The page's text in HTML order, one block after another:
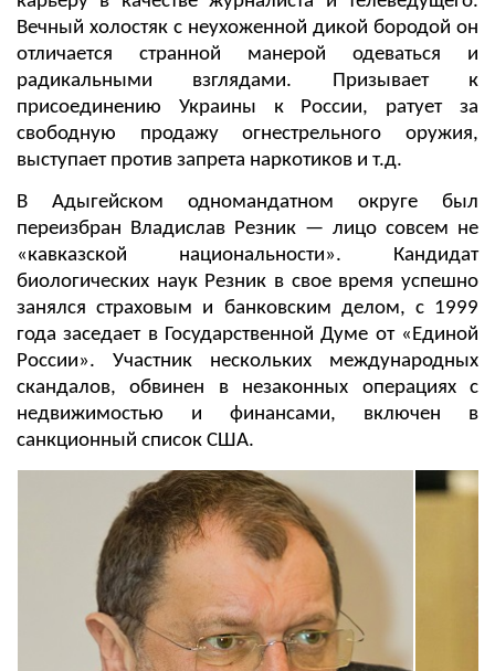
Вечный холостяк с неухоженной дикой бородой он
отличается странной манерой одеваться и
радикальными взглядами. Призывает к
присоединению Украины к России, ратует за
свободную продажу огнестрельного оружия,
выступает против запрета наркотиков и т.д.
В Адыгейском одномандатном округе был
переизбран Владислав Резник — лицо совсем не
«кавказской национальности». Кандидат
биологических наук Резник в свое время успешно
занялся страховым и банковским делом, с 1999
года заседает в Государственной Думе от «Единой
России». Участник нескольких международных
скандалов, обвинен в незаконных операциях с
недвижимостью и финансами, включен в
санкционный список США.